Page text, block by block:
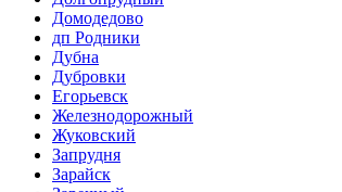
Домодедово
дп Родники
Дубна
Дубровки
Егорьевск
Железнодорожный
Жуковский
Запрудня
Зарайск